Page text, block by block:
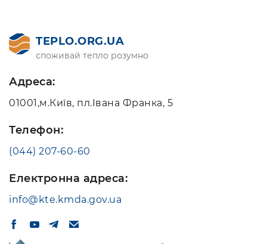
TEPLO.ORG.UA
споживай тепло розумно
Адреса:
01001,м.Київ, пл.Івана Франка, 5
Телефон:
(044) 207-60-60
Електронна адреса:
info@kte.kmda.gov.ua